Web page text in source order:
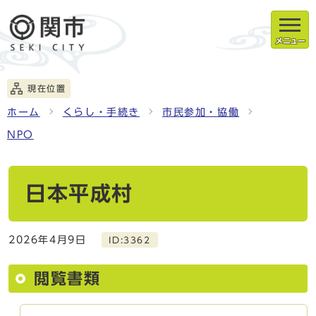
メニュー
現在位置
ホーム くらし・手続き 市民参加・協働
NPO
日本平成村
2026年4月9日 ID:3362
閲覧書類